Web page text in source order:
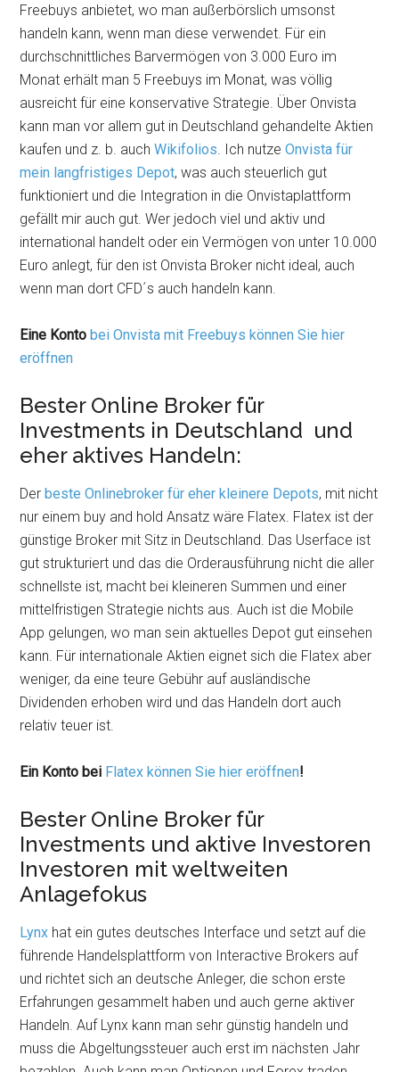
Freebuys anbietet, wo man außerbörslich umsonst
handeln kann, wenn man diese verwendet. Für ein
durchschnittliches Barvermögen von 3.000 Euro im
Monat erhält man 5 Freebuys im Monat, was völlig
ausreicht für eine konservative Strategie. Über Onvista
kann man vor allem gut in Deutschland gehandelte Aktien
kaufen und z. b. auchWikifolios. Ich nutzeOnvista für
mein langfristiges Depot, was auch steuerlich gut
funktioniert und die Integration in die Onvistaplattform
gefällt mir auch gut. Wer jedoch viel und aktiv und
international handelt oder ein Vermögen von unter 10.000
Euro anlegt, für den ist Onvista Broker nicht ideal, auch
wenn man dort CFD´s auch handeln kann.
Eine Kontobei Onvista mit Freebuys können Sie hier
eröffnen
Bester Online Broker für
Investments in Deutschland und
eher aktives Handeln:
Derbeste Onlinebroker für eher kleinere Depots, mit nicht
nur einem buy and hold Ansatz wäre Flatex. Flatex ist der
günstige Broker mit Sitz in Deutschland. Das Userface ist
gut strukturiert und das die Orderausführung nicht die aller
schnellste ist, macht bei kleineren Summen und einer
mittelfristigen Strategie nichts aus. Auch ist die Mobile
App gelungen, wo man sein aktuelles Depot gut einsehen
kann. Für internationale Aktien eignet sich die Flatex aber
weniger, da eine teure Gebühr auf ausländische
Dividenden erhoben wird und das Handeln dort auch
relativ teuer ist.
Ein Konto bei Flatex können Sie hier eröffnen!
Bester Online Broker für
Investments und aktive Investoren
Investoren mit weltweiten
Anlagefokus
Lynx hat ein gutes deutsches Interface und setzt auf die
führende Handelsplattform von Interactive Brokers auf
und richtet sich an deutsche Anleger, die schon erste
Erfahrungen gesammelt haben und auch gerne aktiver
Handeln. Auf Lynx kann man sehr günstig handeln und
muss die Abgeltungssteuer auch erst im nächsten Jahr